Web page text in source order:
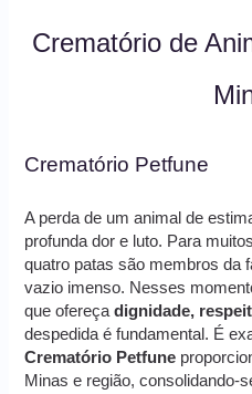
Crematório de
Crematório Petfune
A perda de um animal de
profunda dor e luto. Para
quatro patas são membros da
vazio imenso. Nesses
que ofereçadignidade,
despedida é fundamental. É
Crematório Petfune
Minas e região, consolidando-